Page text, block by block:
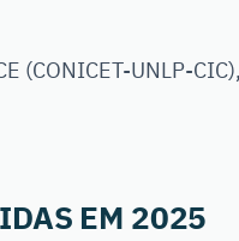
(CONICET-UNLP-
EM 2025